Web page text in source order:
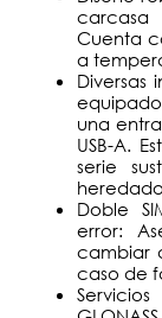
Cuenta
a
Diversas
una
USB-A.
serie
Doble
error:
cambiar
caso de